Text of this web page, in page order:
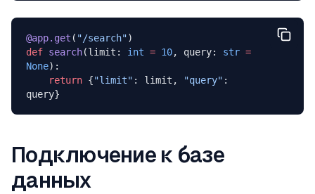
@app.get ( "/search")
def search(limit: int = 10, query: str =
None):
    return
{"limit" : limit, "query" :
query}
Подключение к базе
данных